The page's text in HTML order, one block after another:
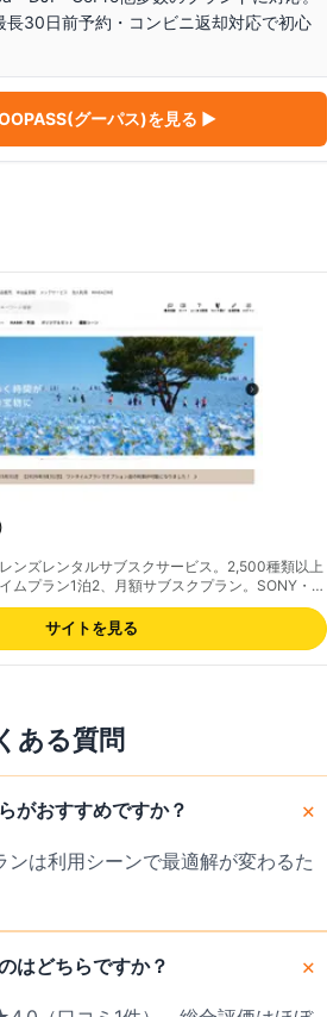
長30日前予約・コンビニ返却対応で初心
グーパス)を見る ▶
ンズレンタルサブスクサービス。2,500種類以上
ムプラン1泊2、月額サブスクプラン。SONY・
・Panasonic・Leica・DJI・GoPro他多数の
日発送・最長30日前予約・コンビニ返却対応で
く支持。最新の料金は公式サイトでご確認くださ
サイトを見る
ある質問
がおすすめですか？
は利用シーンで最適解が変わるた
はどちらですか？